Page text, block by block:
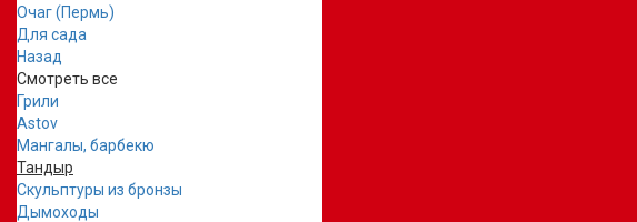
Очаг (Пермь)
Для сада
Назад
Смотреть все
Грили
Astov
Мангалы, барбекю
Тандыр
Скульптуры из бронзы
Дымоходы